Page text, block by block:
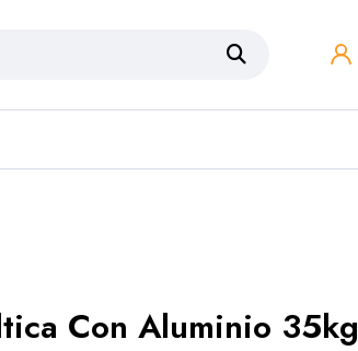
Con Aluminio 35kg